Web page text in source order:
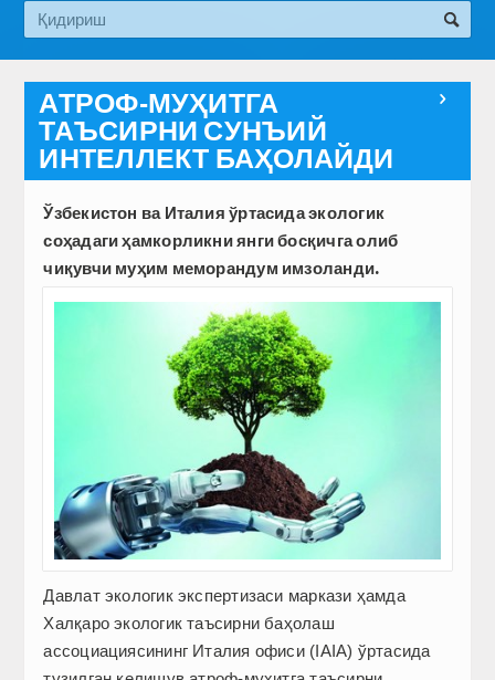
Эко медиа

АТРОФ-МУҲИТГА
ТАЪСИРНИ СУНЪИЙ
ИНТЕЛЛЕКТ БАҲОЛАЙДИ
Ўзбекистон ва Италия ўртасида экологик
соҳадаги ҳамкорликни янги босқичга олиб
чиқувчи муҳим меморандум имзоланди.
Давлат экологик экспертизаси маркази ҳамда
Халқаро экологик таъсирни баҳолаш
ассоциациясининг Италия офиси (IAIA) ўртасида